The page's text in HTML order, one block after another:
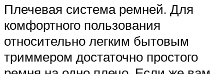
Плечевая система ремней. Для
комфортного пользования
относительно легким бытовым
триммером достаточно простого